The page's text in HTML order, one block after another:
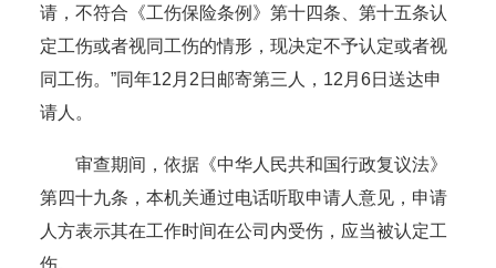
请，不符合《工伤保险条例》第十四条、第十五条认
定工伤或者视同工伤的情形，现决定不予认定或者视
同工伤。”同年12月2日邮寄第三人，12月6日送达申
请人。
审查期间，依据《中华人民共和国行政复议法》
第四十九条，本机关通过电话听取申请人意见，申请
人方表示其在工作时间在公司内受伤，应当被认定工